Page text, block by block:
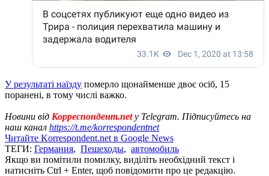
У результаті наїзду померло щонайменше двоє осіб, 15
поранені, в тому числі важко.
Новини від Корреспондент.netу Telegram. Підписуйтесь на
наш канал https://t.me/korrespondentnet
Читайте Korrespondent.net в Google News
ТЕГИ: Германия, Пешеходы, автомобиль
Якщо ви помітили помилку, виділіть необхідний текст і
натисніть Ctrl + Enter, щоб повідомити про це редакцію.